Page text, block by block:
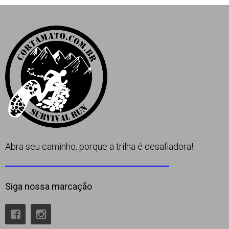
Contato
Abra seu caminho, porque a trilha é desafiadora!
Siga nossa marcação